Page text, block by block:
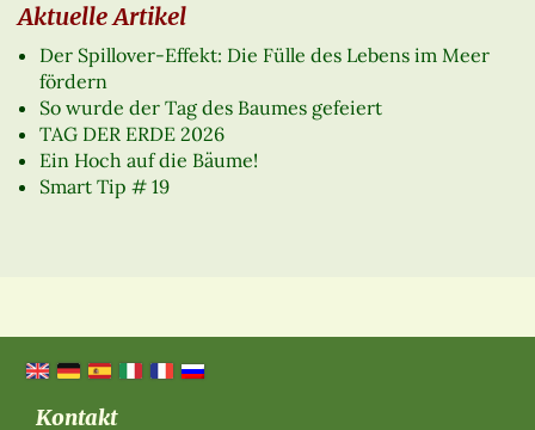
Aktuelle Artikel
Der Spillover-Effekt: Die Fülle des Lebens im Meer
fördern
So wurde der Tag des Baumes gefeiert
TAG DER ERDE 2026
Ein Hoch auf die Bäume!
Smart Tip # 19
Kontakt